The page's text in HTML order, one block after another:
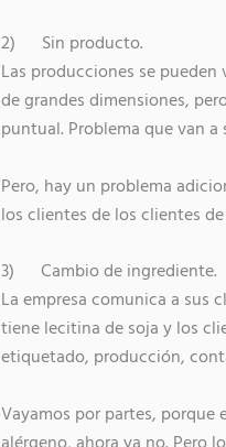
2) Sin producto.
Las producciones se
de grandes dimensiones,
puntual. Problema que van
Pero, hay un problema
los clientes de los clientes
3) Cambio de ingrediente.
La empresa comunica a sus
tiene lecitina de soja y los
etiquetado, producción,
Vayamos por partes,